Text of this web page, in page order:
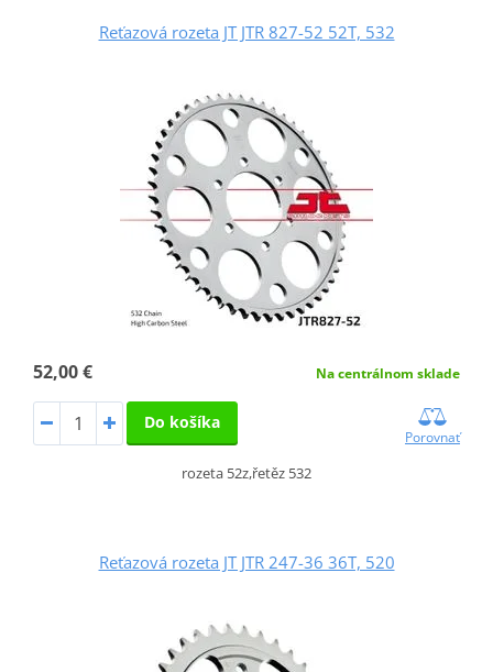
Reťazová rozeta JT JTR 827-52 52T, 532
52,00 € Na centrálnom sklade
Do košíka
Porovnať
rozeta 52z,řetěz 532
Reťazová rozeta JT JTR 247-36 36T, 520